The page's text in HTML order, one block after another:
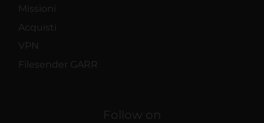
Missioni
Acquisti
VPN
Filesender GARR
Follow on